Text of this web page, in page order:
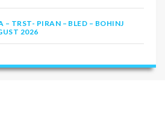
– TRST- PIRAN – BLED – BOHINJ
2026